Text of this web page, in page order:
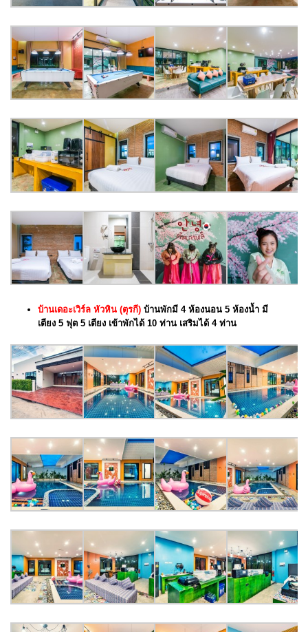
บ้านเดอะเวิร์ล หัวหิน (ตุรกี) บ้านพักมี 4 ห้องนอน 5 ห้องน้ำ มี
เตียง 5 ฟุต 5 เตียง เข้าพักได้ 10 ท่าน เสริมได้ 4 ท่าน